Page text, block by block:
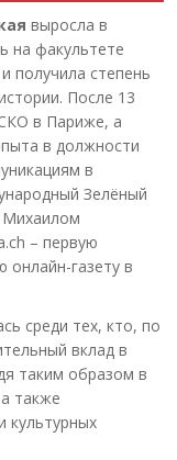
выросла в
на факультете
получила степень
После 13
в Париже, а
в должности
в
Зелёный
Михаилом
– первую
онлайн-газету в
среди тех, кто, по
вклад в
таким образом в
также
культурных